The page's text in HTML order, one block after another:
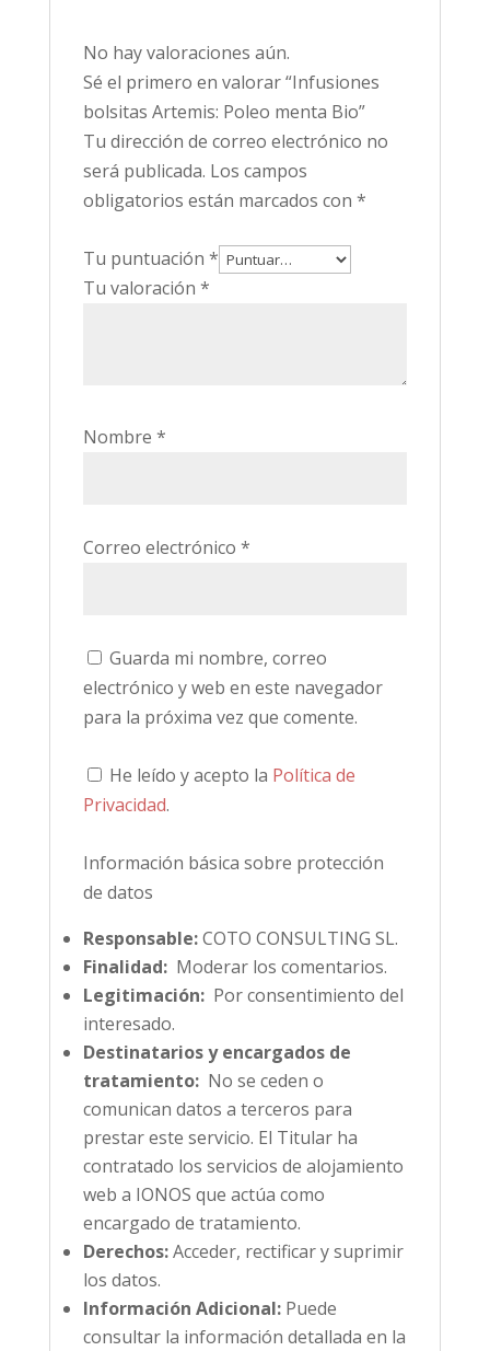
No hay valoraciones aún.
Sé el primero en valorar “Infusiones
bolsitas Artemis: Poleo menta Bio”
Tu dirección de correo electrónico no
será publicada. Los campos
obligatorios están marcados con *
Tu puntuación *
Tu valoración *
Nombre *
Correo electrónico *
Guarda mi nombre, correo
electrónico y web en este navegador
para la próxima vez que comente.
He leído y acepto la Política de
Privacidad.
Información básica sobre protección
de datos
Responsable:COTO CONSULTING SL.
Finalidad:Moderar los comentarios.
Legitimación:Por consentimiento del
interesado.
Destinatarios y encargados de
tratamiento:No se ceden o
comunican datos a terceros para
prestar este servicio. El Titular ha
contratado los servicios de alojamiento
web a IONOS que actúa como
encargado de tratamiento.
Derechos:Acceder, rectificar y suprimir
los datos.
Información Adicional:Puede
consultar la información detallada en la